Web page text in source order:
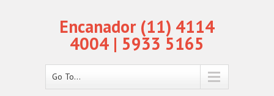
Encanador (11) 4114
4004 | 5933 5165
Go To...